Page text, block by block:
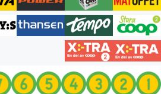
إلى
المحتوى